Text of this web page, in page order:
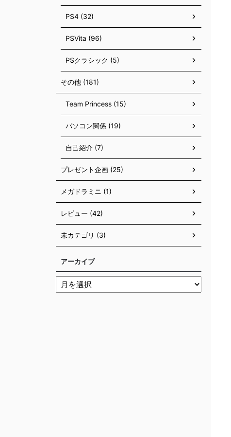
PS4 (32)
PSVita (96)
PSクラシック (5)
その他 (181)
Team Princess (15)
パソコン関係 (19)
自己紹介 (7)
プレゼント企画 (25)
メガドラミニ (1)
レビュー (42)
未カテゴリ (3)
アーカイブ